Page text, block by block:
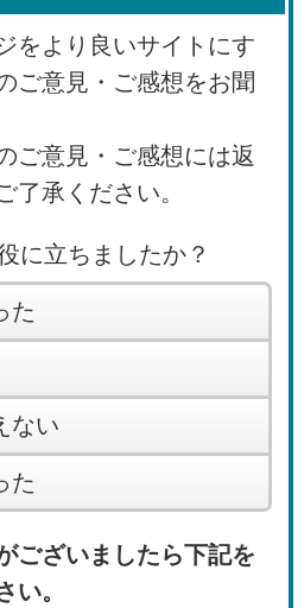
をより良いサイトにす
ご意見・ご感想をお聞
ご意見・ご感想には返
了承ください。
に立ちましたか？
た
ない
た
ございましたら下記を
い。